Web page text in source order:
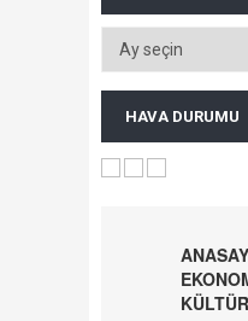
HAVA DURUMU